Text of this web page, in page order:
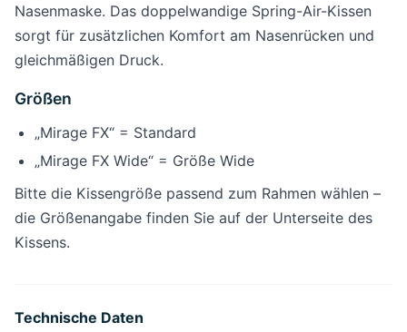
Nasenmaske. Das doppelwandige Spring-Air-Kissen
sorgt für zusätzlichen Komfort am Nasenrücken und
gleichmäßigen Druck.
Größen
„Mirage FX“ = Standard
„Mirage FX Wide“ = Größe Wide
Bitte die Kissengröße passend zum Rahmen wählen –
die Größenangabe finden Sie auf der Unterseite des
Kissens.
Technische Daten